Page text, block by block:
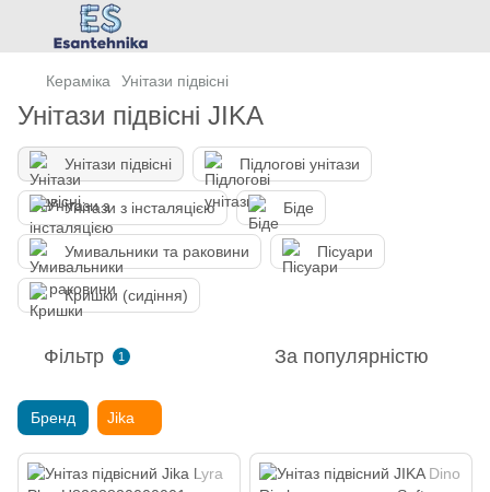
Кераміка Унітази підвісні
Унітази підвісні JIKA
Унітази підвісні Підлогові унітази
Унітази з інсталяцією Біде
Умивальники та раковини Пісуари
Кришки (сидіння)
Фільтр 1 За популярністю
Бренд Jika